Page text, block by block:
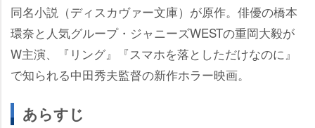
同名小説（ディスカヴァー文庫）が原作。俳優の橋本
環奈と人気グループ・ジャニーズWESTの重岡大毅が
W主演、『リング』『スマホを落としただけなのに』
で知られる中田秀夫監督の新作ホラー映画。
あらすじ